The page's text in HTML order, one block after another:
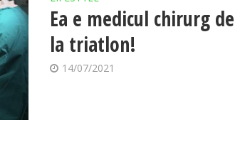
Ea e medicul chirurg
la triatlon!
14/07/2021